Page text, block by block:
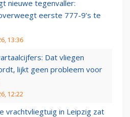
nieuwe tegenvaller:
eerste 777-9’s te
13:36
Dat vliegen
lijkt geen probleem voor
12:22
vrachtvliegtuig in Leipzig zat